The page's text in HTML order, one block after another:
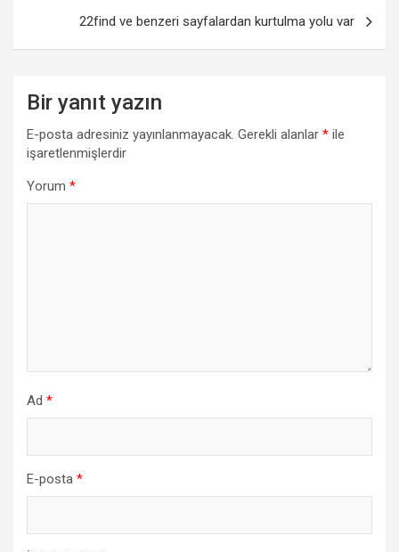
22find ve benzeri sayfalardan kurtulma yolu var
Bir yanıt yazın
E-posta adresiniz yayınlanmayacak. Gerekli alanlar * ile
işaretlenmişlerdir
Yorum *
Ad *
E-posta *